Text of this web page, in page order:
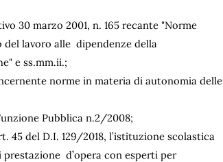
30 marzo 2001, n. 165 recante "Norme
lavoro alle dipendenze della
e ss.mm.ii.;
norme in materia di autonomia delle
Pubblica n.2/2008;
45 del D.I. 129/2018, l’istituzione scolastica
d’opera con esperti per